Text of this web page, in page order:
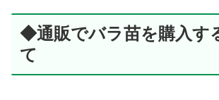
◆通販でバラ苗を購入す
て